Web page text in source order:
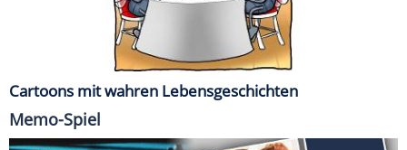
Cartoons mit wahren Lebensgeschichten
Memo-Spiel